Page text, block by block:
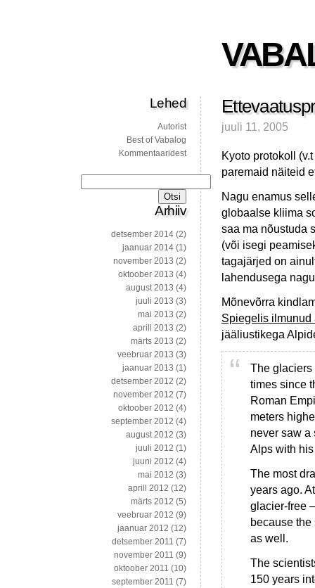
juuli 11, 2005
Kyoto protokoll
paremaid näiteid
Nagu enamus
globaalse kliima
saa ma nõustuda
(või isegi
tagajärjed on
lahendusega
Mõnevõrra
Spiegelis ilmunud
jääliustikega
The glaciers
times since
Roman
meters
never saw a
Alps with his
The most
years ago.
glacier-free
because
as well.
The
150 years
Lehed
Autorist
Best of Vabalog
Kommentaaridest
Arhiiv
detsember 2014 (2)
jaanuar 2014 (1)
november 2013 (2)
oktoober 2013 (4)
august 2013 (4)
juuli 2013 (3)
mai 2013 (2)
aprill 2013 (2)
märts 2013 (2)
veebruar 2013 (3)
jaanuar 2013 (1)
detsember 2012 (2)
november 2012 (7)
oktoober 2012 (4)
september 2012 (4)
august 2012 (3)
juuli 2012 (1)
juuni 2012 (4)
mai 2012 (3)
aprill 2012 (12)
märts 2012 (5)
veebruar 2012 (9)
jaanuar 2012 (12)
detsember 2011 (7)
november 2011 (9)
oktoober 2011 (10)
september 2011 (7)